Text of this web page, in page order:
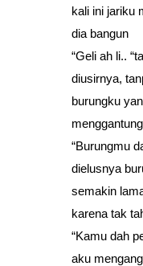
kali ini jariku
dia bangun
“Geli ah li..
diusirnya,
burungku
menggantung
“Burungmu
dielusnya
semakin
karena tak
“Kamu dah
aku